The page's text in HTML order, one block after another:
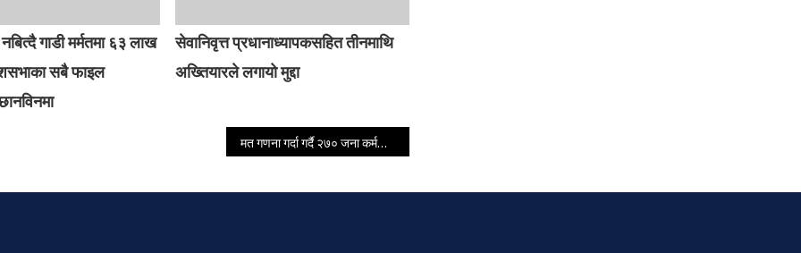
गाडी मर्मतमा ६३ लाख
सबै फाइल
सेवानिवृत्त प्रधानाध्यापकसहित तीनमाथि
अख्तियारले लगायो मुद्दा
मत गणना गर्दा गर्दै २७० जना कर्मचारीको मृत्यु